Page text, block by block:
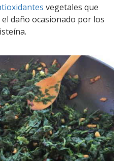
vegetales que
daño ocasionado por los